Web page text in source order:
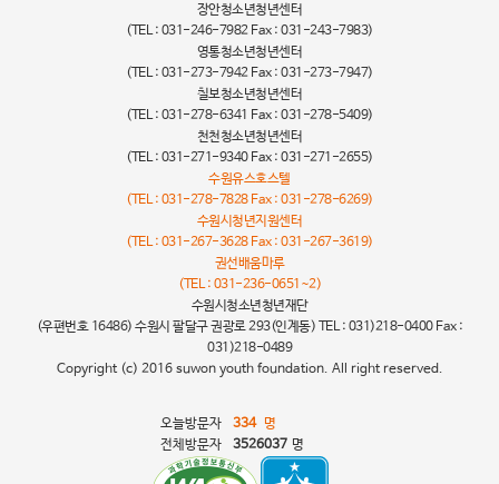
장안청소년청년센터
(TEL : 031-246-7982 Fax : 031-243-7983)
영통청소년청년센터
(TEL : 031-273-7942 Fax : 031-273-7947)
칠보청소년청년센터
(TEL : 031-278-6341 Fax : 031-278-5409)
천천청소년청년센터
(TEL : 031-271-9340 Fax : 031-271-2655)
수원유스호스텔
(TEL : 031-278-7828 Fax : 031-278-6269)
수원시청년지원센터
(TEL : 031-267-3628 Fax : 031-267-3619)
권선배움마루
(TEL : 031-236-0651~2)
수원시청소년청년재단
(우편번호 16486) 수원시 팔달구 권광로 293(인계동) TEL : 031)218-0400 Fax :
031)218-0489
Copyright (c) 2016 suwon youth foundation. All right reserved.
오늘방문자 334 명
전체방문자
3526037 명